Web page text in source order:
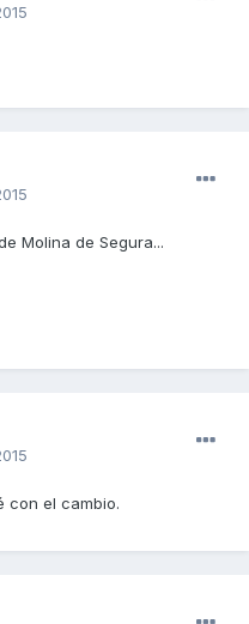
Molina de Segura...
con el cambio.